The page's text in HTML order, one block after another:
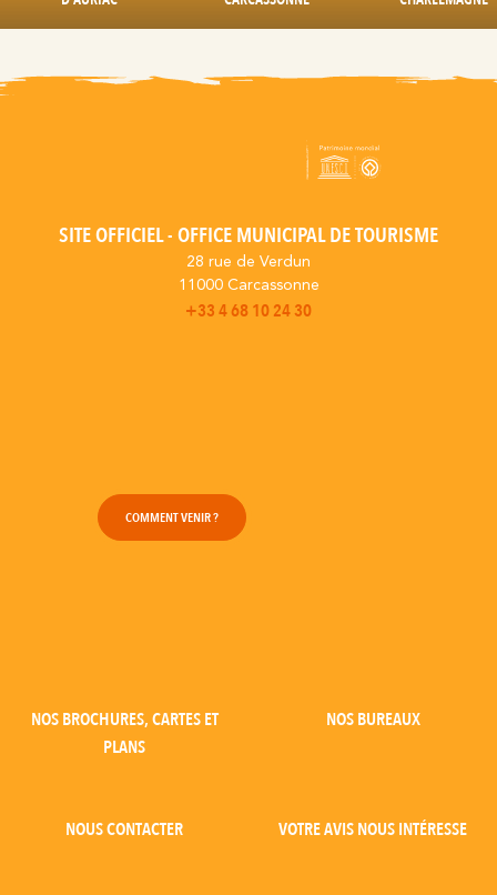
SITE OFFICIEL - OFFICE MUNICIPAL DE TOURISME
28 rue de Verdun
11000 Carcassonne
+33 4 68 10 24 30
COMMENT VENIR ?
NOS BROCHURES, CARTES ET
PLANS
NOS BUREAUX
NOUS CONTACTER VOTRE AVIS NOUS INTÉRESSE